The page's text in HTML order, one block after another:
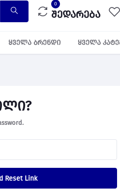
0
შედარება
ყველა ბრენდი ყველა
Reset Link